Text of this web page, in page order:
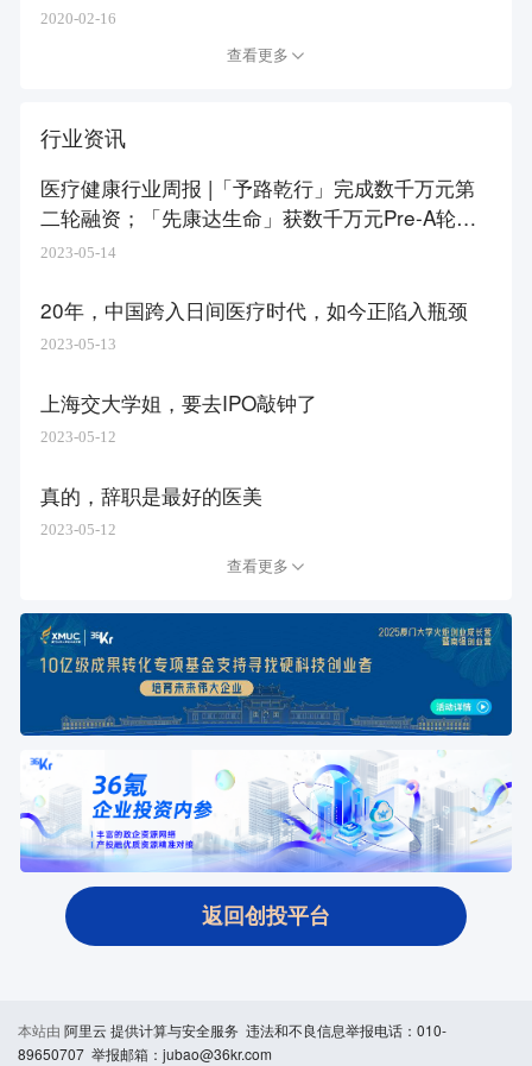
2020-02-16
查看更多
行业资讯
医疗健康行业周报 |「予路乾行」完成数千万元第
二轮融资；「先康达生命」获数千万元Pre-A轮融
资
2023-05-14
20年，中国跨入日间医疗时代，如今正陷入瓶颈
2023-05-13
上海交大学姐，要去IPO敲钟了
2023-05-12
真的，辞职是最好的医美
2023-05-12
查看更多
返回创投平台
本站由 阿里云 提供计算与安全服务 违法和不良信息举报电话：010-
89650707 举报邮箱：jubao@36kr.com